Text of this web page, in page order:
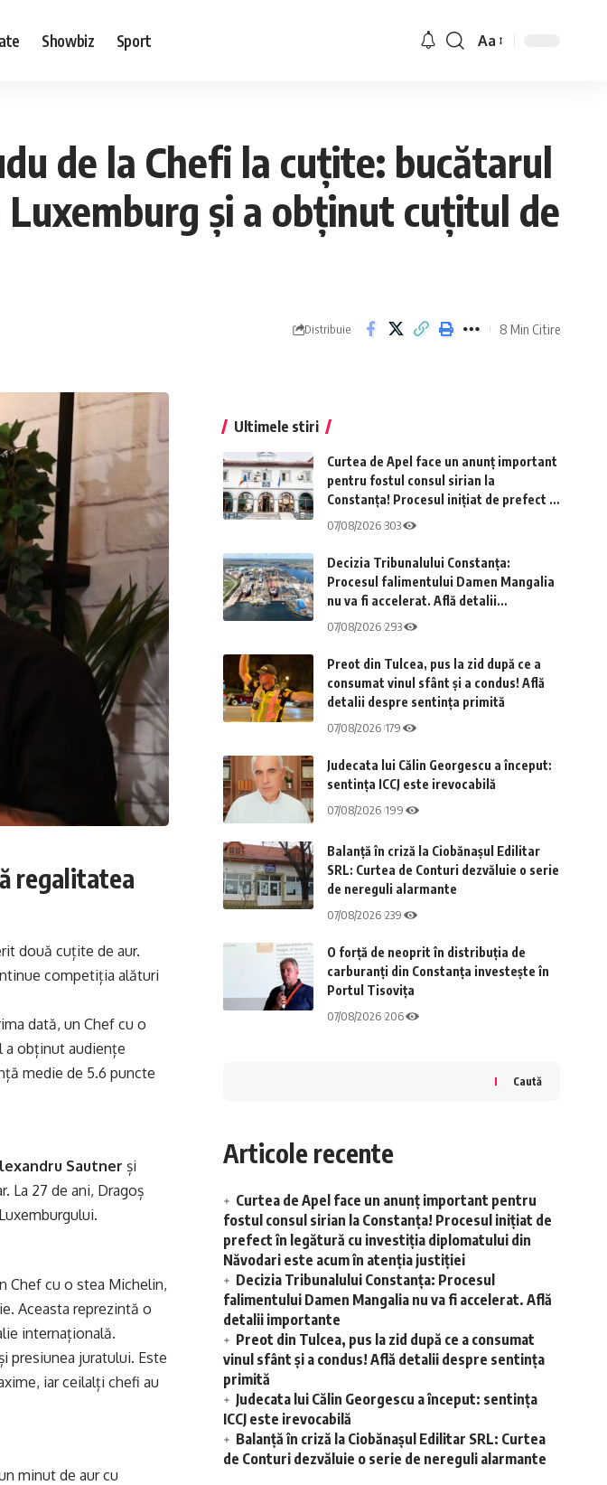
Showbiz Sport Aa
de la Chefi la cuțite: bucătarul
și a obținut cuțitul de
Distribuie 8 Min Citire
regalitatea
două cuțite de aur.
competiția alături
dată, un Chef cu o
a obținut audiențe
medie de 5.6 puncte
Sautner și
La 27 de ani, Dragoș
Chef cu o stea Michelin,
Aceasta reprezintă o
internațională.
presiunea juratului. Este
iar ceilalți chefi au
minut de aur cu
Ultimele stiri
Curtea de Apel face un anunț important
pentru fostul consul sirian la
Constanța! Procesul inițiat de prefect în
legătură cu investiția diplomatului din
07/08/2026 303
Decizia Tribunalului Constanța:
Procesul falimentului Damen Mangalia
nu va fi accelerat. Află detalii
importante
07/08/2026 293
Preot din Tulcea, pus la zid după ce a
consumat vinul sfânt și a condus! Află
detalii despre sentința primită
07/08/2026 179
Judecata lui Călin Georgescu a început:
sentința ICCJ este irevocabilă
07/08/2026 199
Balanță în criză la Ciobănașul Edilitar
SRL: Curtea de Conturi dezvăluie o serie
de nereguli alarmante
07/08/2026 239
O forță de neoprit în distribuția de
carburanți din Constanța investește în
Portul Tisovița
07/08/2026 206
Caută
Articole recente
Curtea de Apel face un anunț important pentru
fostul consul sirian la Constanța! Procesul inițiat de
prefect în legătură cu investiția diplomatului din
Năvodari este acum în atenția justiției
Decizia Tribunalului Constanța: Procesul
falimentului Damen Mangalia nu va fi accelerat. Află
detalii importante
Preot din Tulcea, pus la zid după ce a consumat
vinul sfânt și a condus! Află detalii despre sentința
primită
Judecata lui Călin Georgescu a început: sentința
ICCJ este irevocabilă
Balanță în criză la Ciobănașul Edilitar SRL: Curtea
de Conturi dezvăluie o serie de nereguli alarmante